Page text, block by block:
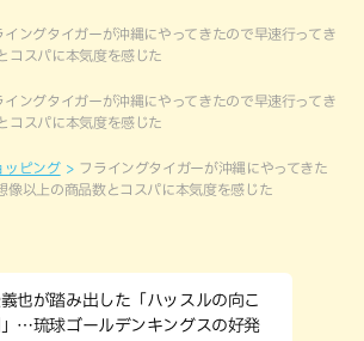
イングタイガーが沖縄にやってきたので早速行ってき
コスパに本気度を感じた
イングタイガーが沖縄にやってきたので早速行ってき
コスパに本気度を感じた
ッピング
フライングタイガーが沖縄にやってきた
像以上の商品数とコスパに本気度を感じた
也が踏み出した「ハッスルの向こ
」…琉球ゴールデンキングスの好発